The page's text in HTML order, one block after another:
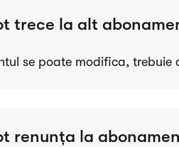
trece la alt
se poate modifica, trebuie
renunța la